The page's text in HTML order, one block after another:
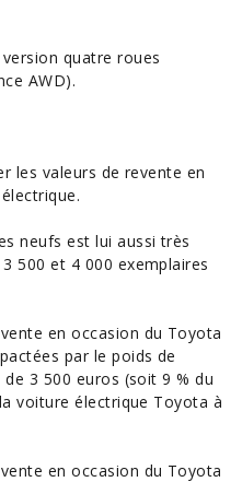
quatre roues
AWD).
les valeurs de revente en
neufs est lui aussi très
500 et 4 000 exemplaires
enoccasion du Toyota
par le poids de
3 500 euros (soit 9 % du
voiture électrique Toyota à
en occasion du Toyota